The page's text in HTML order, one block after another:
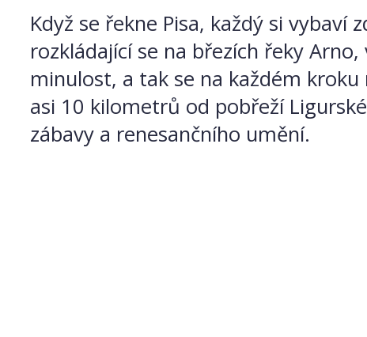
Když se řekne Pisa, každý si
rozkládající se na březích řeky
minulost, a tak se na každém
asi 10 kilometrů od pobřeží
zábavy a renesančního umění.